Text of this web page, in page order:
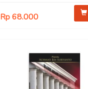
Rp 68.000